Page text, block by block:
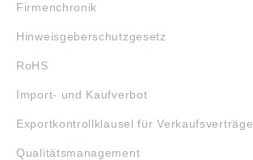
Firmenchronik
Hinweisgeberschutzgesetz
RoHS
Import- und Kaufverbot
Exportkontrollklausel für Verkaufsverträge
Qualitätsmanagement